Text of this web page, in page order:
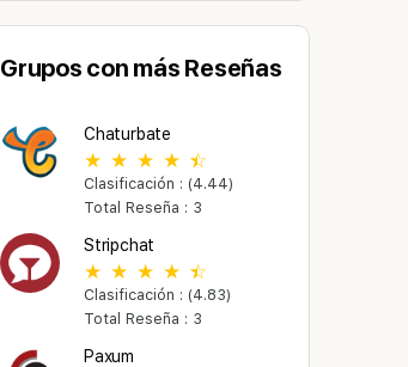
Grupos con más Reseñas
Chaturbate
Clasificación : (4.44)
Total Reseña : 3
Stripchat
Clasificación : (4.83)
Total Reseña : 3
Paxum